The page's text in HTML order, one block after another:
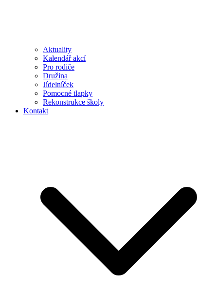
Aktuality
Kalendář akcí
Pro rodiče
Družina
Jídelníček
Pomocné tlapky
Rekonstrukce školy
Kontakt